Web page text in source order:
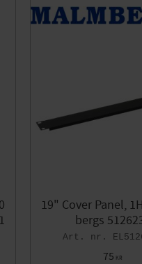
GELIA
44 HABO
1
ORAS
Resideo 2
WAGO
6
19" Cover Panel,
bergs
75 KR